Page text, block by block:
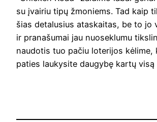
su įvairiu tipų žmoniems. Tad kaip
šias detalusius ataskaitas, be to jo
ir pranašumai jau nuoseklumu
naudotis tuo pačiu loterijos kėlime,
paties laukysite daugybę kartų visą